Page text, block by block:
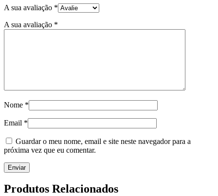
A sua avaliação *
A sua avaliação *
Nome *
Email *
Guardar o meu nome, email e site neste navegador para a
próxima vez que eu comentar.
Produtos Relacionados